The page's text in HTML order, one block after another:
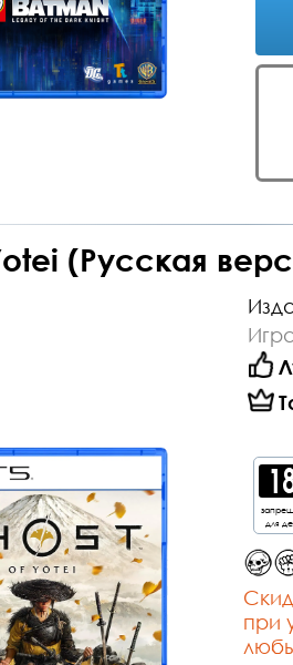
(Русская
для
при